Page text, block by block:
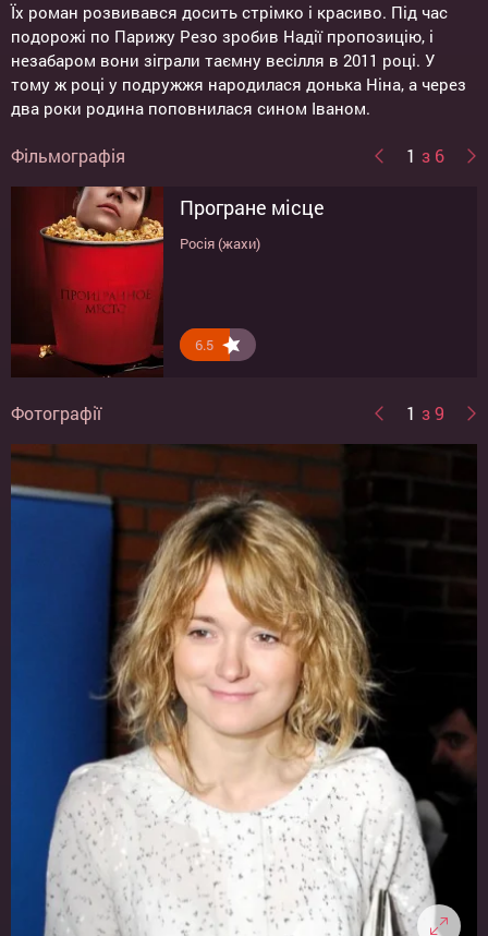
Їх роман розвивався досить стрімко і красиво. Під час
подорожі по Парижу Резо зробив Надії пропозицію, і
незабаром вони зіграли таємну весілля в 2011 році. У
тому ж році у подружжя народилася донька Ніна, а через
два роки родина поповнилася сином Іваном.
Фільмографія 1 з 6
Програне місце
Росія (жахи)
6.5
Кохання з акцентом
Росія (комедія, пригоди, мелодрама)
7.9
Без человіків
Росія (комедія, мелодрама)
8.3
Утомленные солнцем-2:
Цитадель
6.8
Стомлені сонцем 2
Німеччина, Росія, Франція (драма)
5.6
Феї
США (фантастика, мультфільм)
7.8
Фотографії 1 з 9